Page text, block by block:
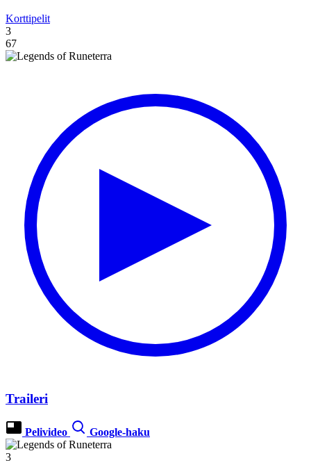
Korttipelit
3
67
Traileri
Pelivideo Google-haku
3